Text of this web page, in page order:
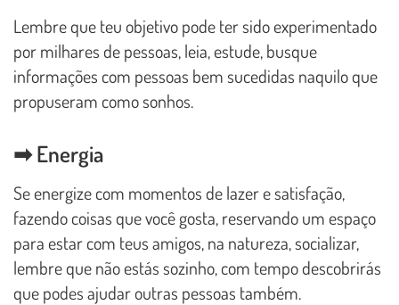
Lembre que teu objetivo pode ter sido experimentado
por milhares de pessoas, leia, estude, busque
informações com pessoas bem sucedidas naquilo que
propuseram como sonhos.
➡ Energia
Se energize com momentos de lazer e satisfação,
fazendo coisas que você gosta, reservando um espaço
para estar com teus amigos, na natureza, socializar,
lembre que não estás sozinho, com tempo descobrirás
que podes ajudar outras pessoas também.